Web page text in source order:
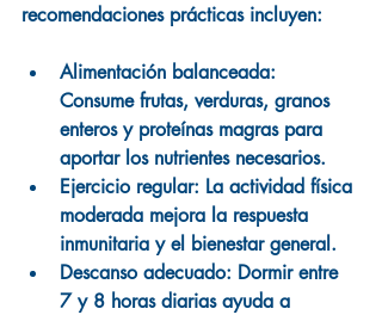
recomendaciones prácticas incluyen:
Alimentación balanceada:
Consume frutas, verduras, granos
enteros y proteínas magras para
aportar los nutrientes necesarios.
Ejercicio regular: La actividad física
moderada mejora la respuesta
inmunitaria y el bienestar general.
Descanso adecuado: Dormir entre
7 y 8 horas diarias ayuda a